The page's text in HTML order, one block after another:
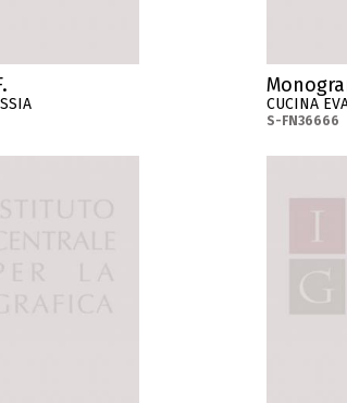
CUCINA
S-FN36666